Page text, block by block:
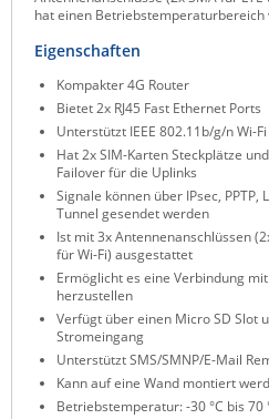
Unwired Networks
Vision
WATTECO
Westermo
Yuasa
ZPE Systems
News zu unseren Herstellern
hat einen Betriebstemperaturbereich
Eigenschaften
Kompakter 4G Router
Bietet 2x RJ45 Fast Ethernet Ports
Unterstützt IEEE 802.11b/g/n Wi-
Hat 2x SIM-Karten Steckplätze
Failover für die Uplinks
Signale können über IPsec, PPTP,
Tunnel gesendet werden
Ist mit 3x Antennenanschlüssen
für Wi-Fi) ausgestattet
Ermöglicht es eine Verbindung
herzustellen
Verfügt über einen Micro SD Slot
Stromeingang
Unterstützt SMS/SMNP/E-Mail
Kann auf eine Wand montiert
Betriebstemperatur: -30 °C bis 70